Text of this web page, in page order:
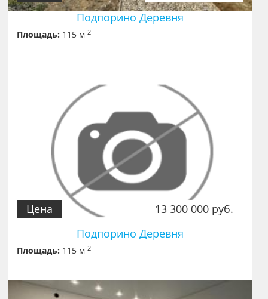
Подпорино Деревня
Площадь: 115 м2
13 300 000 руб.
Цена
Подпорино Деревня
Площадь: 115 м2